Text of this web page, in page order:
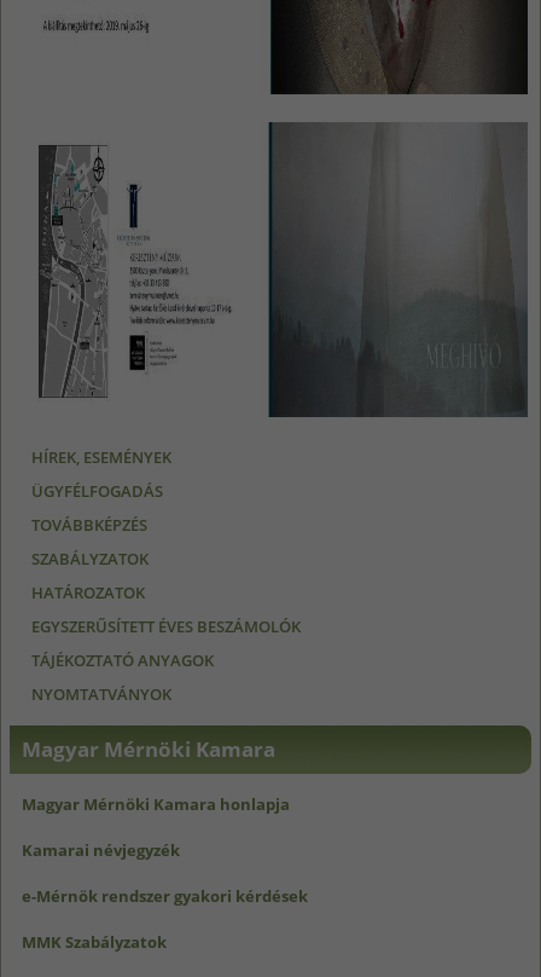
HÍREK, ESEMÉNYEK
ÜGYFÉLFOGADÁS
TOVÁBBKÉPZÉS
SZABÁLYZATOK
HATÁROZATOK
EGYSZERŰSÍTETT ÉVES BESZÁMOLÓK
TÁJÉKOZTATÓ ANYAGOK
NYOMTATVÁNYOK
Magyar Mérnöki Kamara
Magyar Mérnöki Kamara honlapja
Kamarai névjegyzék
e-Mérnök rendszer gyakori kérdések
MMK Szabályzatok